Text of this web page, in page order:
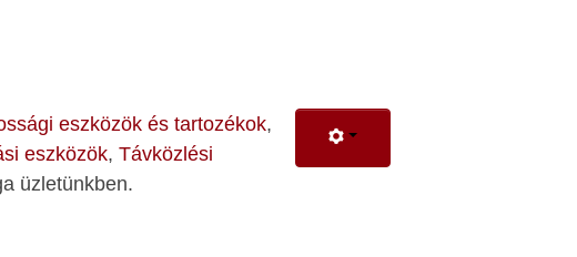
eszközök és tartozékok,
eszközök,Távközlési
üzletünkben.